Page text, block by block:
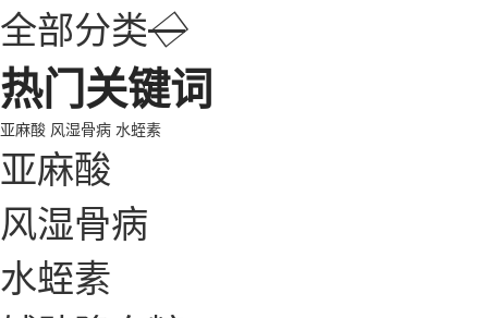
全部分类◇
热门关键词
亚麻酸 风湿骨病 水蛭素
亚麻酸
风湿骨病
水蛭素